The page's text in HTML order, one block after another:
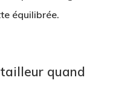
équilibrée.
quand